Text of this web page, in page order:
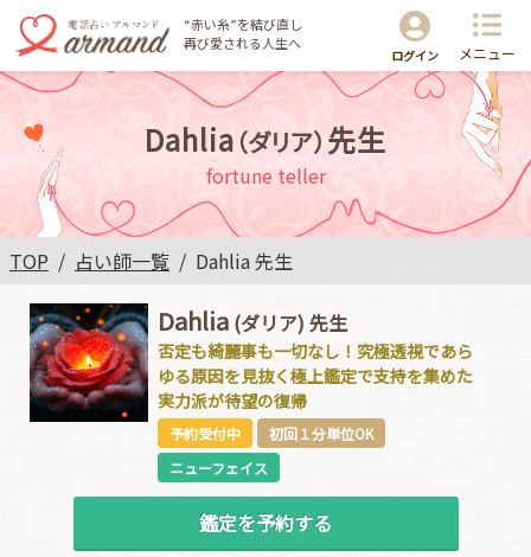
メニュー
“赤い糸”を結び直し
再び愛される人生へ
ログイン
Dahlia （ダリア） 先生
fortune teller
TOP 占い師一覧 Dahlia 先生
Dahlia (ダリア) 先生
否定も綺麗事も一切なし！究極透視であら
ゆる原因を見抜く極上鑑定で支持を集めた
実力派が待望の復帰
予約受付中
初回１分単位OK
ニューフェイス
鑑定を予約する